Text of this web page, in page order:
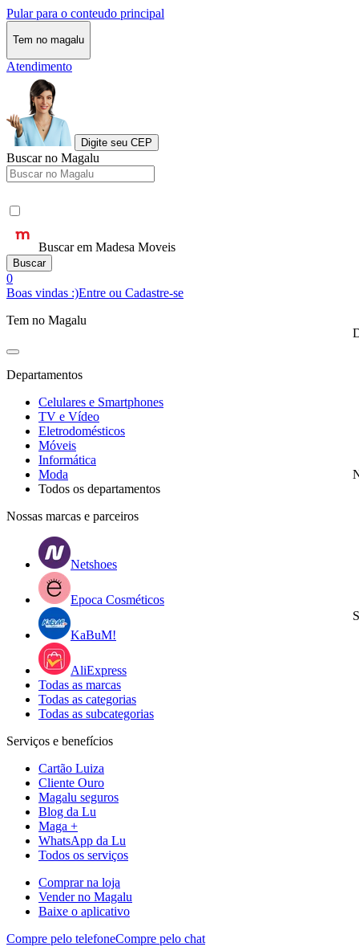
Pular para o conteudo principal
Tem no magalu
Atendimento
Digite seu CEP
Buscar no Magalu
Buscar em Madesa Moveis
Buscar
0
Boas vindas :)Entre ou Cadastre-se
Tem no Magalu
Departamentos
Celulares e Smartphones
TV e Vídeo
Eletrodomésticos
Móveis
Informática
Moda
Todos os departamentos
Nossas marcas e parceiros
Netshoes
Epoca Cosméticos
KaBuM!
AliExpress
Todas as marcas
Todas as categorias
Todas as subcategorias
Serviços e benefícios
Cartão Luiza
Cliente Ouro
Magalu seguros
Blog da Lu
Maga +
WhatsApp da Lu
Todos os serviços
Comprar na loja
Vender no Magalu
Baixe o aplicativo
Compre pelo telefoneCompre pelo chat